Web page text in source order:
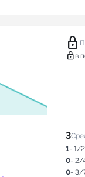
lock
lock в
3
1- 1/
0- 2/
0- 3/